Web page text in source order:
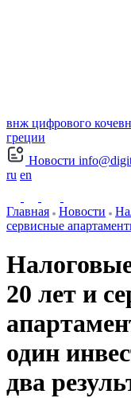
внж цифрового
греции
Новости
ru en
Главная Новости
сервисные
20 лет и
один
два